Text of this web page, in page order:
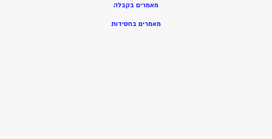
מאמרים בקבלה
מאמרים בחסידות